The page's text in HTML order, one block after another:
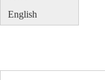
English